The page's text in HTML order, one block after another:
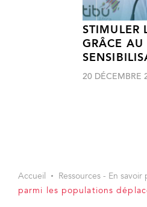
STIMULER
GRÂCE AU
20 DÉCEMBRE
Accueil Ressources - En
parmi les populations